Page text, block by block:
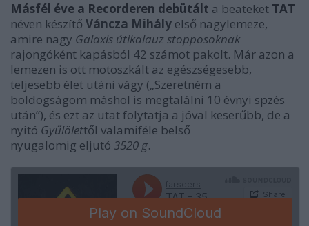
Másfél éve a Recorderen debütált a beateket TAT
néven készítő Váncza Mihály első nagylemeze,
amire nagy Galaxis útikalauz stopposoknak
rajongóként kapásból 42 számot pakolt. Már azon a
lemezen is ott motoszkált az egészségesebb,
teljesebb élet utáni vágy („Szeretném a
boldogságom máshol is megtalálni 10 évnyi spzés
után”), és ezt az utat folytatja a jóval keserűbb, de a
nyitó Gyűlölettől valamiféle belső
nyugalomig eljutó 3520 g.